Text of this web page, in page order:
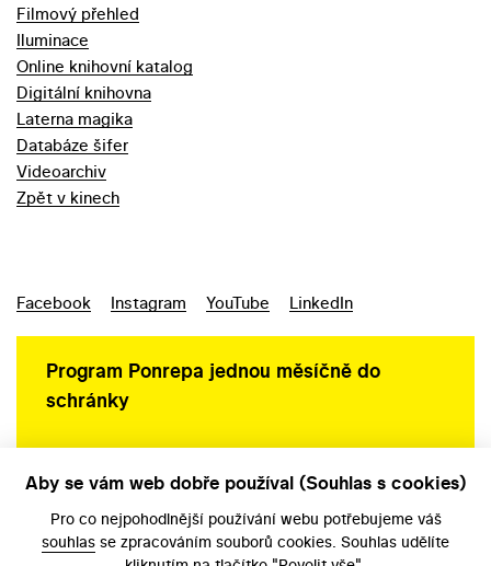
Filmový přehled
Iluminace
Online knihovní katalog
Digitální knihovna
Laterna magika
Databáze šifer
Videoarchiv
Zpět v kinech
Facebook Instagram YouTube LinkedIn
Program Ponrepa jednou měsíčně do
schránky
Aby se vám web dobře používal (Souhlas s cookies)
Pro co nejpohodlnější používání webu potřebujeme váš
souhlas se zpracováním souborů cookies. Souhlas udělíte